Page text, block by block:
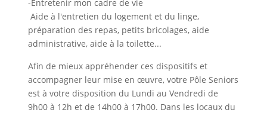
-Entretenir mon cadre de vie
Aide à l'entretien du logement et du linge,
préparation des repas, petits bricolages, aide
administrative, aide à la toilette...
Afin de mieux appréhender ces dispositifs et
accompagner leur mise en œuvre, votre Pôle Seniors
est à votre disposition du Lundi au Vendredi de
9h00 à 12h et de 14h00 à 17h00. Dans les locaux du